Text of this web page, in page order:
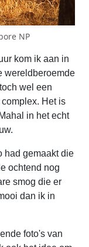
NP
kom ik aan in
wereldberoemde
wel een
Het is
in het echt
had gemaakt die
ochtend nog
smog die er
dan ik in
foto's van